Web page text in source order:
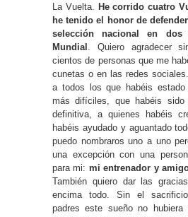
La Vuelta.
He corrido cuatro
he tenido el honor de
selección nacional en
Mundial
. Quiero agradecer
cientos de personas que me
cunetas o en las redes
a todos los que habéis
más difíciles, que habéis
definitiva, a quienes habéis
habéis ayudado y aguantado
puedo nombraros uno a uno
una excepción con una
para mi: mi entrenador y
También quiero dar las
encima todo. Sin el
padres este sueño no hubiera